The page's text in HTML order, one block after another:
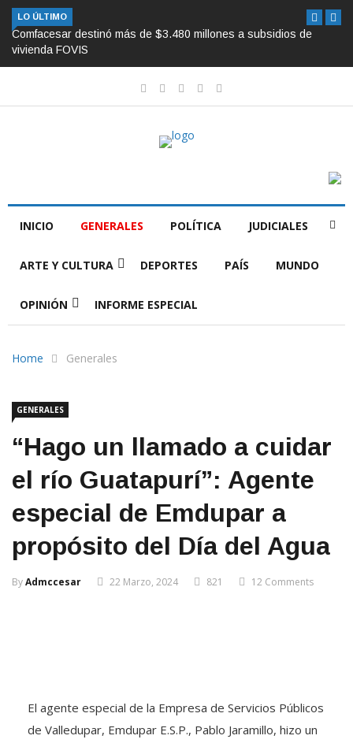
LO ÚLTIMO
Comfacesar destinó más de $3.480 millones a subsidios de
vivienda FOVIS
INICIO GENERALES POLÍTICA JUDICIALES
ARTE Y CULTURA DEPORTES PAÍS MUNDO
OPINIÓN INFORME ESPECIAL
Home Generales
GENERALES
“Hago un llamado a cuidar
el río Guatapurí”: Agente
especial de Emdupar a
propósito del Día del Agua
ByAdmccesar 22 Marzo, 2024 821 12 Comments
El agente especial de la Empresa de Servicios Públicos
de Valledupar, Emdupar E.S.P., Pablo Jaramillo, hizo un